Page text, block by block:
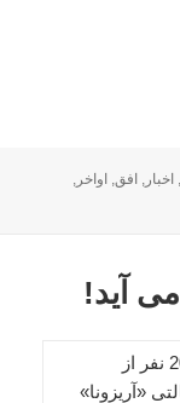
, اخبار, افق, اواخر,
آید!
به گزارش جهان به نقل از فارس، بیش از 20 نفر از
«آریزونا»